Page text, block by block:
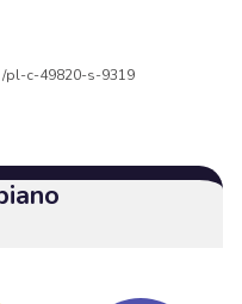
pl-c-49820-s-9319